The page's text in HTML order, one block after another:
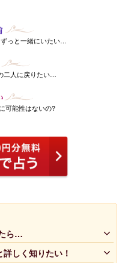
っと一緒にいたい…
二人に戻りたい…
可能性はないの?
ら…
しく知りたい！